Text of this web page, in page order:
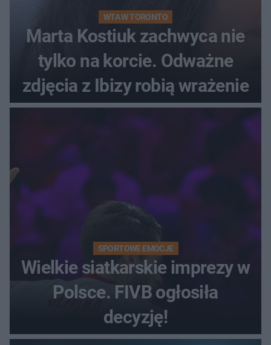
WTA W TORONTO
Marta Kostiuk zachwyca nie
tylko na korcie. Odważne
zdjęcia z Ibizy robią wrażenie
SPORTOWE EMOCJE
Wielkie siatkarskie imprezy w
Polsce. FIVB ogłosiła
decyzję!